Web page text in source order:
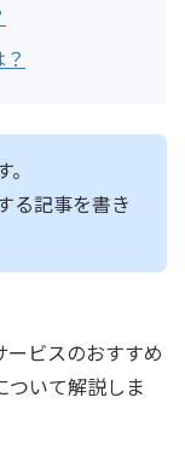
る記事を書き
ビスのおすすめ
ついて解説しま